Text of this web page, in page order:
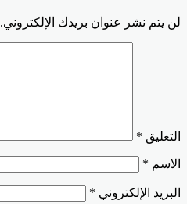
لن يتم نشر عنوان بريدك الإلكتروني.
التعليق *
الاسم *
البريد الإلكتروني *